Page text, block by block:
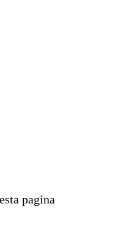
pagina